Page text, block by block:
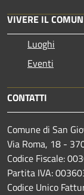
VIVERE IL
Luoghi
Eventi
CONTATTI
Comune di San
Via Roma, 18 -
Codice Fiscale:
Partita IVA:
Codice Unico